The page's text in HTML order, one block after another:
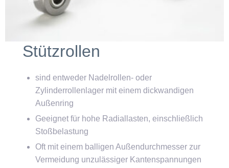
Stützrollen
sind entweder Nadelrollen- oder
Zylinderrollenlager mit einem dickwandigen
Außenring
Geeignet für hohe Radiallasten, einschließlich
Stoßbelastung
Oft mit einem balligen Außendurchmesser zur
Vermeidung unzulässiger Kantenspannungen